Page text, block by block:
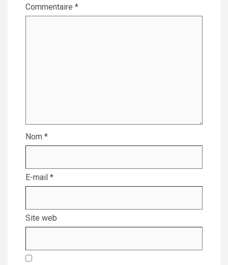
Commentaire *
Nom *
E-mail *
Site web